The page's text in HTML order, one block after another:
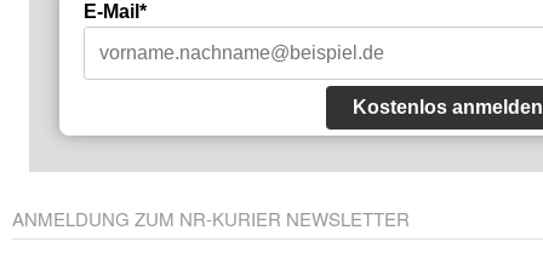
E-Mail*
Kostenlos anmelden
ANMELDUNG ZUM NR-KURIER NEWSLETTER